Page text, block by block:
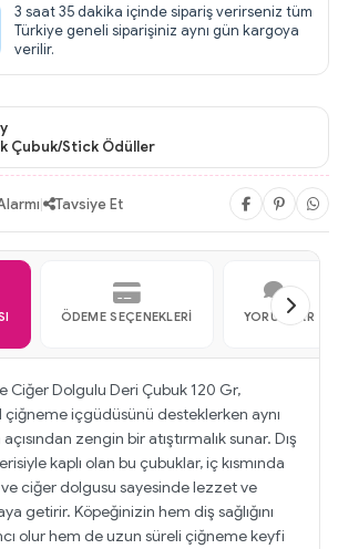
3 saat 35 dakika içinde sipariş verirseniz tüm
Türkiye geneli siparişiniz aynı gün kargoya
verilir.
Çubuk/Stick Ödüller
| Tavsiye Et
ÖDEME SEÇENEKLERI YORUMLAR
Ciğer Dolgulu Deri Çubuk 120 Gr,
içgüdüsünü desteklerken aynı
zengin bir atıştırmalık sunar. Dış
kaplı olan bu çubuklar, iç kısmında
ciğer dolgusu sayesinde lezzet ve
getirir. Köpeğinizin hem diş sağlığını
olur hem de uzun süreli çiğneme keyfi